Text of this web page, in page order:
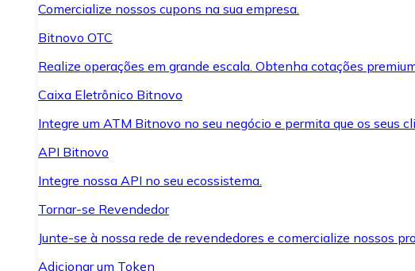
Comercialize nossos cupons na sua empresa.
Bitnovo OTC
Realize operações em grande escala. Obtenha cotações
Caixa Eletrônico Bitnovo
Integre um ATM Bitnovo no seu negócio e permita que os seus
API Bitnovo
Integre nossa API no seu ecossistema.
Tornar-se Revendedor
Junte-se à nossa rede de revendedores e comercialize nossos
Adicionar um Token